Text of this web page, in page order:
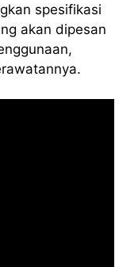
spesifikasi
akan dipesan